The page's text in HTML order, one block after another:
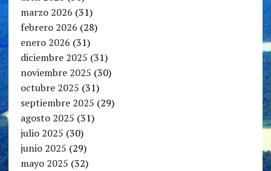
marzo 2026 (31)
febrero 2026 (28)
enero 2026 (31)
diciembre 2025 (31)
noviembre 2025 (30)
octubre 2025 (31)
septiembre 2025 (29)
agosto 2025 (31)
julio 2025 (30)
junio 2025 (29)
mayo 2025 (32)